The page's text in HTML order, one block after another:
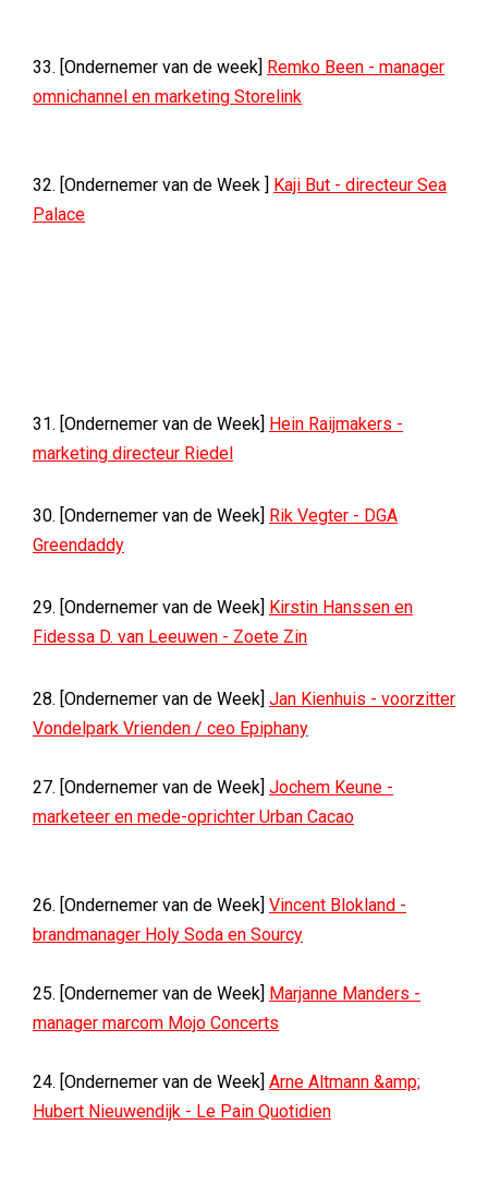
33. [Ondernemer van de week] Remko Been - manager
omnichannel en marketing Storelink
32. [Ondernemer van de Week ] Kaji But - directeur Sea
Palace
31. [Ondernemer van de Week] Hein Raijmakers -
marketing directeur Riedel
30. [Ondernemer van de Week] Rik Vegter - DGA
Greendaddy
29. [Ondernemer van de Week] Kirstin Hanssen en
Fidessa D. van Leeuwen - Zoete Zin
28. [Ondernemer van de Week] Jan Kienhuis - voorzitter
Vondelpark Vrienden / ceo Epiphany
27. [Ondernemer van de Week] Jochem Keune -
marketeer en mede-oprichter Urban Cacao
26. [Ondernemer van de Week] Vincent Blokland -
brandmanager Holy Soda en Sourcy
25. [Ondernemer van de Week] Marjanne Manders -
manager marcom Mojo Concerts
24. [Ondernemer van de Week] Arne Altmann &amp;
Hubert Nieuwendijk - Le Pain Quotidien